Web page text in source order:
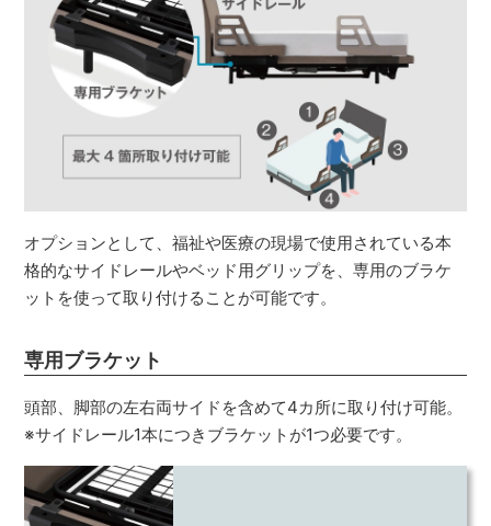
オプションとして、福祉や医療の現場で使用されている本
格的なサイドレールやベッド用グリップを、専用のブラケ
ットを使って取り付けることが可能です。
専用ブラケット
頭部、脚部の左右両サイドを含めて4カ所に取り付け可能。
※サイドレール1本につきブラケットが1つ必要です。